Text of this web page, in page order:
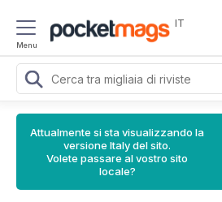
Menu
IT
Attualmente si sta visualizzando la
versione Italy del sito.
Volete passare al vostro sito
locale?